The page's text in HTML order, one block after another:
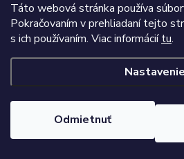
Táto webová stránka používa
Pokračovaním v prehliadaní tejto
s ich používaním. Viac informáciítu.
Nastavenie
Odmietnuť
Informace pro vás
Vytvoril Shoptet
práva vyhradené.Upraviť